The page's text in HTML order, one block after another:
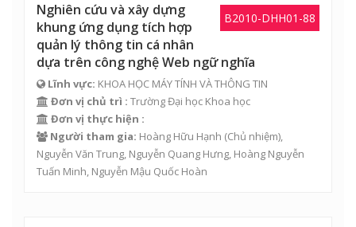
B2010-DHH01-88
Nghiên cứu và xây dựng
khung ứng dụng tích hợp
quản lý thông tin cá nhân
dựa trên công nghệ Web ngữ nghĩa
Lĩnh vực: KHOA HỌC MÁY TÍNH VÀ THÔNG TIN
Đơn vị chủ trì : Trường Đại học Khoa học
Đơn vị thực hiện :
Người tham gia: Hoàng Hữu Hạnh (Chủ nhiệm),
Nguyễn Văn Trung, Nguyễn Quang Hưng, Hoàng Nguyễn
Tuấn Minh, Nguyễn Mậu Quốc Hoàn